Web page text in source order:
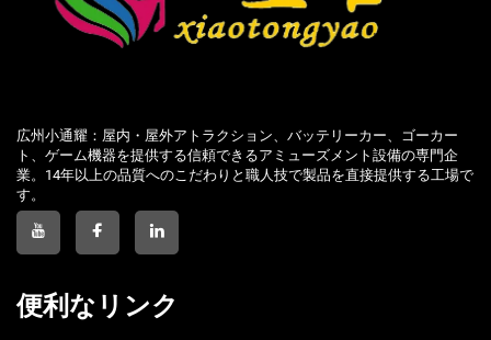
広州小通耀：屋内・屋外アトラクション、バッテリーカー、ゴーカー
ト、ゲーム機器を提供する信頼できるアミューズメント設備の専門企
業。14年以上の品質へのこだわりと職人技で製品を直接提供する工場で
す。
便利なリンク